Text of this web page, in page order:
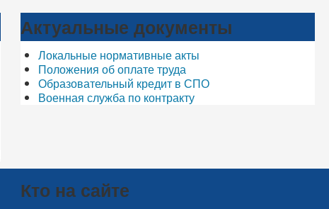
Актуальные документы
Локальные нормативные акты
Положения об оплате труда
Образовательный кредит в СПО
Военная служба по контракту
Кто на сайте